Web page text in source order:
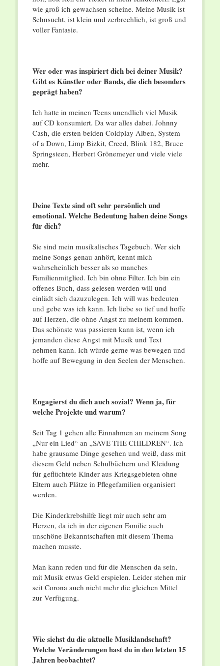
wie groß ich gewachsen scheine. Meine Musik ist
Sehnsucht, ist klein und zerbrechlich, ist groß und
voller Fantasie.
Wer oder was inspiriert dich bei deiner Musik?
Gibt es Künstler oder Bands, die dich besonders
geprägt haben?
Ich hatte in meinen Teens unendlich viel Musik
auf CD konsumiert. Da war alles dabei. Johnny
Cash, die ersten beiden Coldplay Alben, System
of a Down, Limp Bizkit, Creed, Blink 182, Bruce
Springsteen, Herbert Grönemeyer und viele viele
mehr.
Deine Texte sind oft sehr persönlich und
emotional. Welche Bedeutung haben deine Songs
für dich?
Sie sind mein musikalisches Tagebuch. Wer sich
meine Songs genau anhört, kennt mich
wahrscheinlich besser als so manches
Familienmitglied. Ich bin ohne Filter. Ich bin ein
offenes Buch, dass gelesen werden will und
einlädt sich dazuzulegen. Ich will was bedeuten
und gebe was ich kann. Ich liebe so tief und hoffe
auf Herzen, die ohne Angst zu meinem kommen.
Das schönste was passieren kann ist, wenn ich
jemanden diese Angst mit Musik und Text
nehmen kann. Ich würde gerne was bewegen und
hoffe auf Bewegung in den Seelen der Menschen.
Engagierst du dich auch sozial? Wenn ja, für
welche Projekte und warum?
Seit Tag 1 gehen alle Einnahmen an meinem Song
„Nur ein Lied“ an „SAVE THE CHILDREN“. Ich
habe grausame Dinge gesehen und weiß, dass mit
diesem Geld neben Schulbüchern und Kleidung
für geflüchtete Kinder aus Kriegsgebieten ohne
Eltern auch Plätze in Pflegefamilien organisiert
werden.
Die Kinderkrebshilfe liegt mir auch sehr am
Herzen, da ich in der eigenen Familie auch
unschöne Bekanntschaften mit diesem Thema
machen musste.
Man kann reden und für die Menschen da sein,
mit Musik etwas Geld erspielen. Leider stehen mir
seit Corona auch nicht mehr die gleichen Mittel
zur Verfügung.
Wie siehst du die aktuelle Musiklandschaft?
Welche Veränderungen hast du in den letzten 15
Jahren beobachtet?